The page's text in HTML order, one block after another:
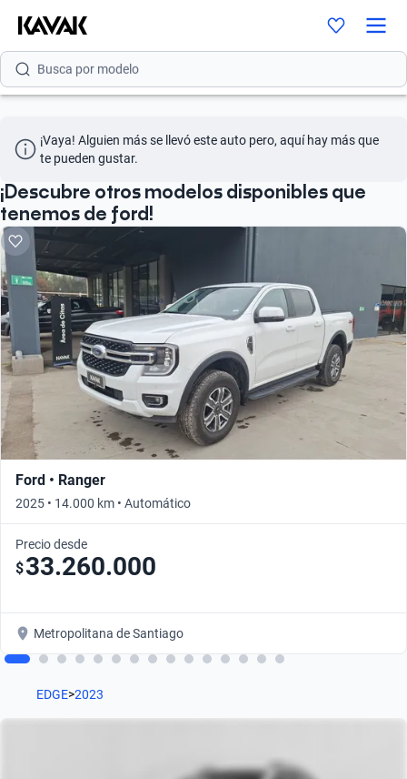
Busca por modelo
Busca por versión
Busca por marca
Busca por modelo
Busca por versión
Busca por año
¡Vaya! Alguien más se llevó este auto pero, aquí hay más que
te pueden gustar.
¡Descubre otros modelos disponibles que
tenemos de ford!
Ford • Ranger
2025 • 14.000 km • Automático
Precio desde
$33.260.000
Metropolitana de Santiago
EDGE>2023